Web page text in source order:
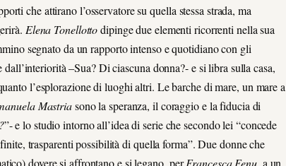
che attirano l’osservatore su quella stessa strada, ma
Elena Tonellottodipinge due elementi ricorrenti nella sua
segnato da un rapporto intenso e quotidiano con gli
–Sua? Di ciascuna donna?- e si libra sulla casa,
l’esplorazione di luoghi altri. Le barche di mare, un mare a
Mastriasono la speranza, il coraggio e la fiducia di
”- e lo studio intorno all’idea di serie che secondo lei “concede
trasparenti possibilità di quella forma”. Due donne che
dovere si affrontano e si legano, perFrancesca Fenu, a un